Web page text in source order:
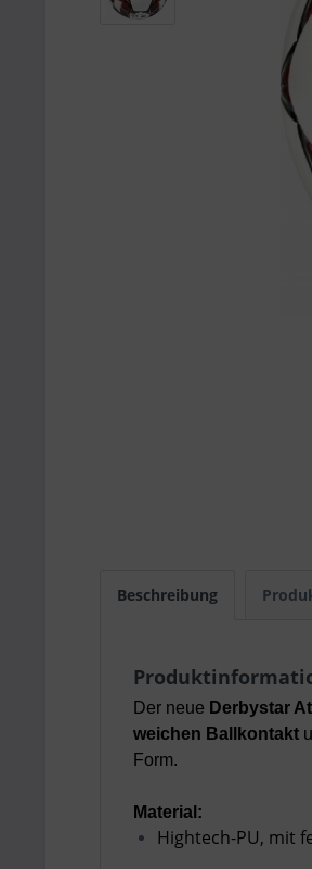
Beschreibung
Der neue Derbystar
weichen Ballkontakt
Form.
Material:
Hightech-PU, mit